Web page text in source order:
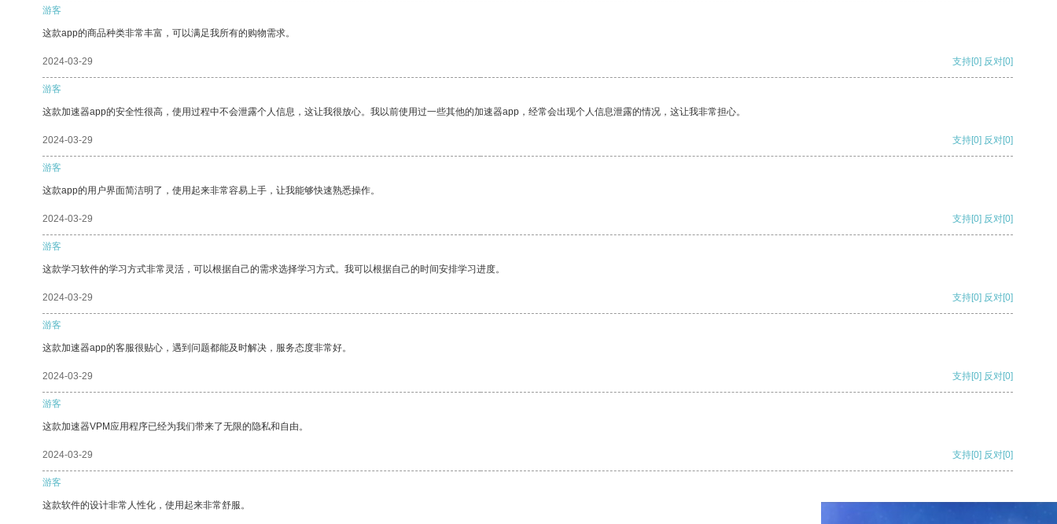
游客
这款app的商品种类非常丰富，可以满足我所有的购物需求。
2024-03-29 支持[0] 反对[0]
游客
这款加速器app的安全性很高，使用过程中不会泄露个人信息，这让我很放心。我以前使用过一些其他的加速器app，经常会出现个人信息泄露的情况，这让我非常担心。
2024-03-29 支持[0] 反对[0]
游客
这款app的用户界面简洁明了，使用起来非常容易上手，让我能够快速熟悉操作。
2024-03-29 支持[0] 反对[0]
游客
这款学习软件的学习方式非常灵活，可以根据自己的需求选择学习方式。我可以根据自己的时间安排学习进度。
2024-03-29 支持[0] 反对[0]
游客
这款加速器app的客服很贴心，遇到问题都能及时解决，服务态度非常好。
2024-03-29 支持[0] 反对[0]
游客
这款加速器VPM应用程序已经为我们带来了无限的隐私和自由。
2024-03-29 支持[0] 反对[0]
游客
这款软件的设计非常人性化，使用起来非常舒服。